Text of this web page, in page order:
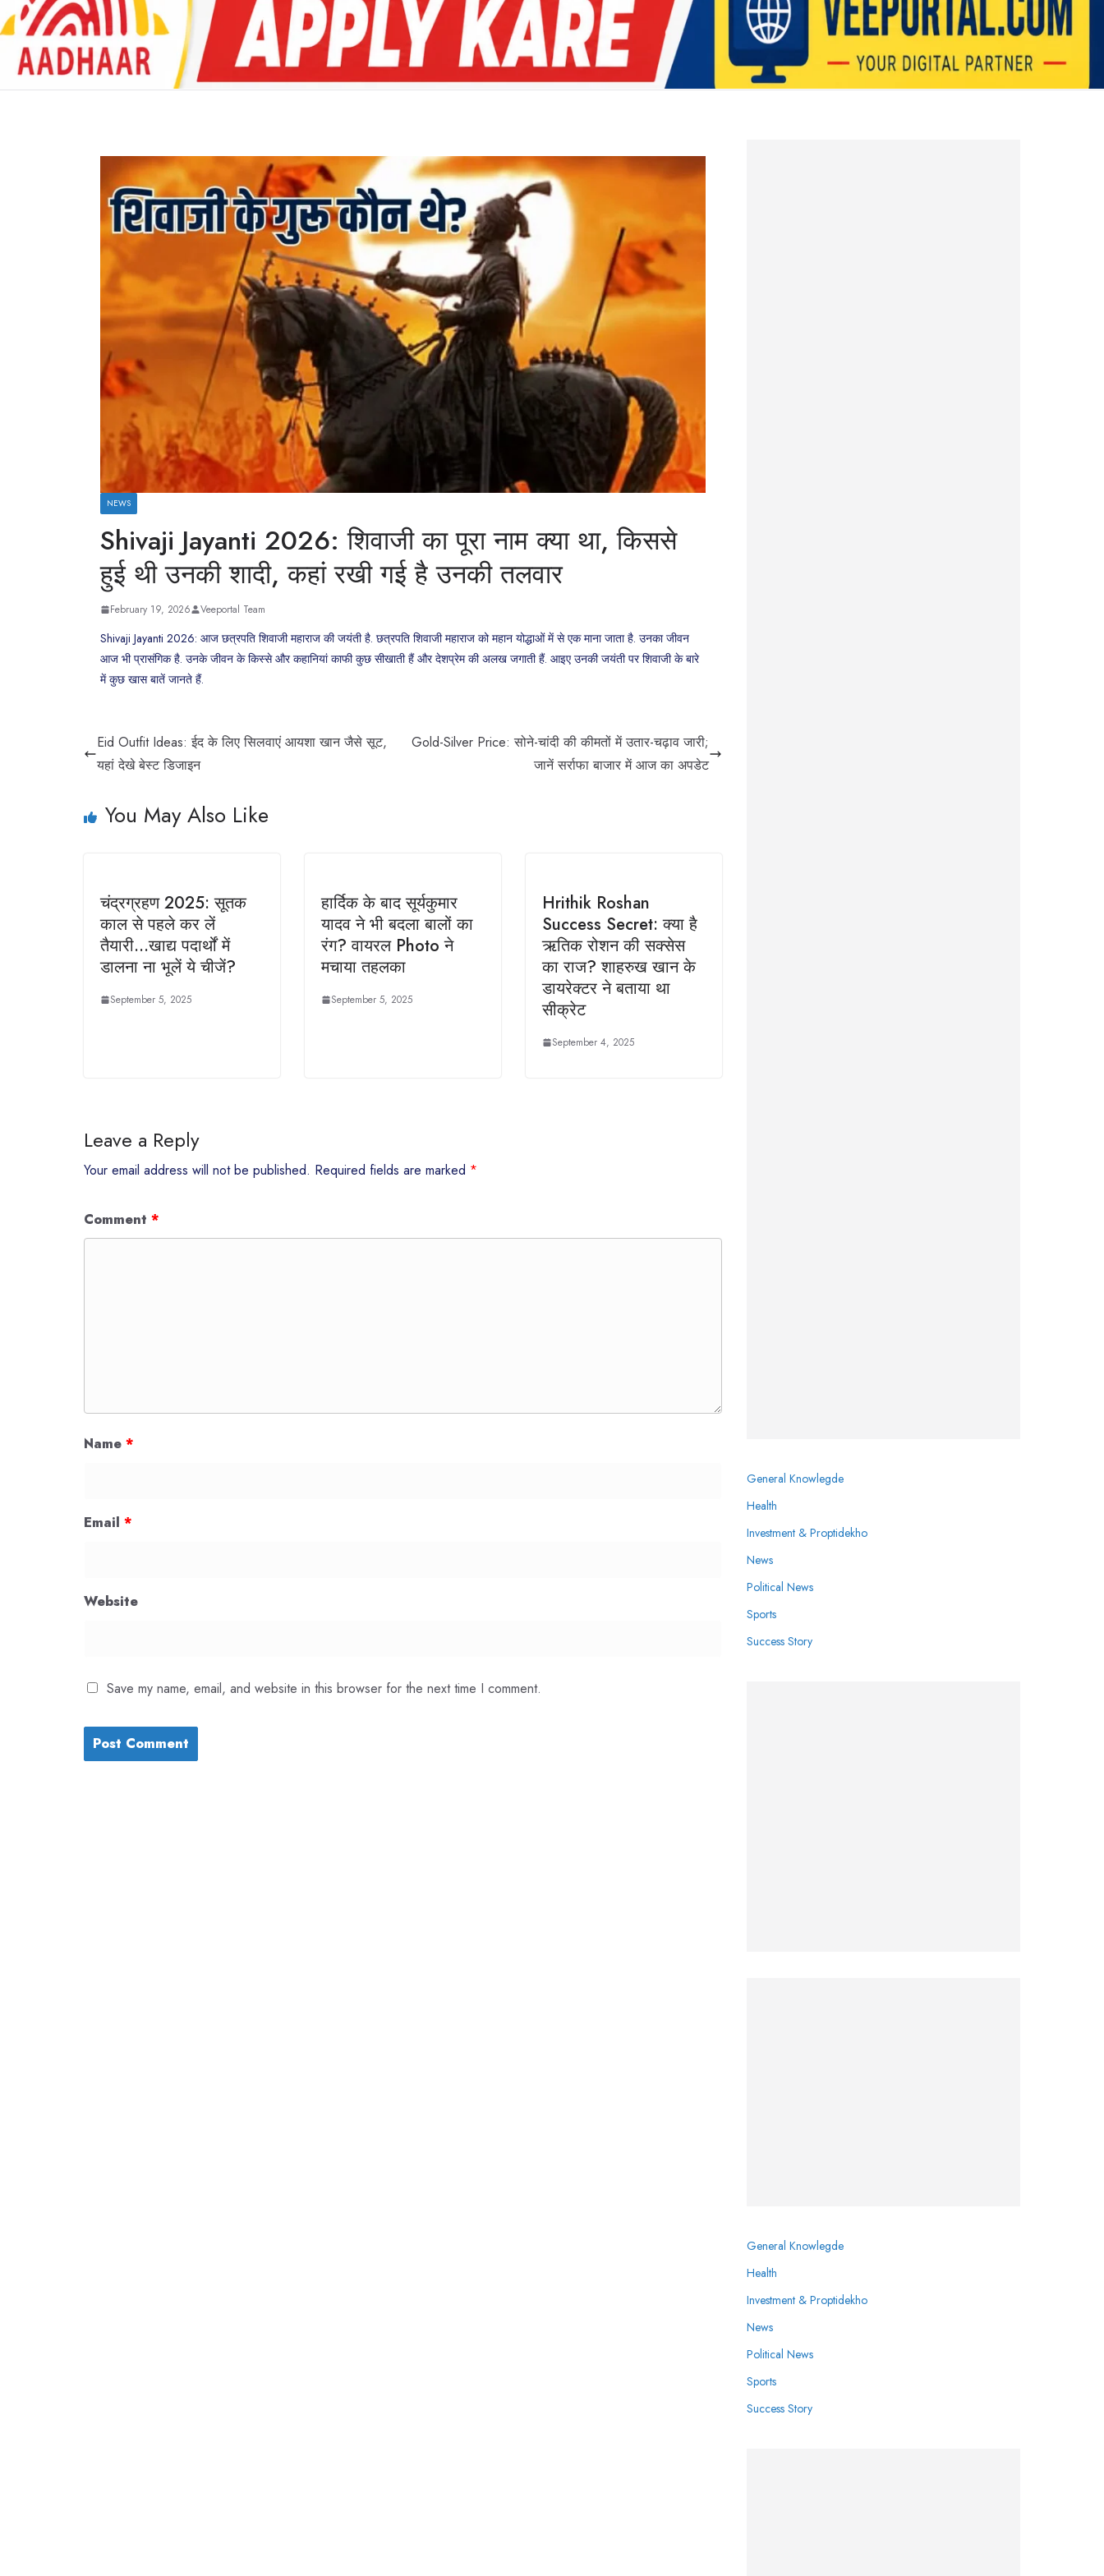
NEWS
Shivaji Jayanti 2026: शिवाजी का पूरा नाम क्‍या था, किससे
हुई थी उनकी शादी, कहां रखी गई है उनकी तलवार
February 19, 2026 Veeportal Team
Shivaji Jayanti 2026: आज छत्रपति शिवाजी महाराज की जयंती है. छत्रपति शिवाजी महाराज को महान योद्धाओं में से एक माना जाता है. उनका जीवन
आज भी प्रासंगिक है. उनके जीवन के किस्‍से और कहानियां काफी कुछ सीखाती हैं और देशप्रेम की अलख जगाती हैं. आइए उनकी जयंती पर शिवाजी के बारे
में कुछ खास बातें जानते हैं.
Eid Outfit Ideas: ईद के लिए सिलवाएं आयशा खान जैसे सूट,
यहां देखे बेस्ट डिजाइन
Gold-Silver Price: सोने-चांदी की कीमतों में उतार-चढ़ाव जारी;
जानें सर्राफा बाजार में आज का अपडेट
You May Also Like
चंद्रग्रहण 2025: सूतक
काल से पहले कर लें
तैयारी…खाद्य पदार्थों में
डालना ना भूलें ये चीजें?
September 5, 2025
हार्दिक के बाद सूर्यकुमार
यादव ने भी बदला बालों का
रंग? वायरल Photo ने
मचाया तहलका
September 5, 2025
Hrithik Roshan
Success Secret: क्या है
ऋतिक रोशन की सक्सेस
का राज? शाहरुख खान के
डायरेक्टर ने बताया था
सीक्रेट
September 4, 2025
Leave a Reply
Your email address will not be published. Required fields are marked *
Comment *
Name *
Email *
Website
Save my name, email, and website in this browser for the next time I comment.
General Knowlegde
Health
Investment & Proptidekho
News
Political News
Sports
Success Story
General Knowlegde
Health
Investment & Proptidekho
News
Political News
Sports
Success Story